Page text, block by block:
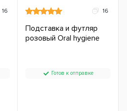
16 16
Подставка и футляр
розовый Oral hygiene
Готов к отправке